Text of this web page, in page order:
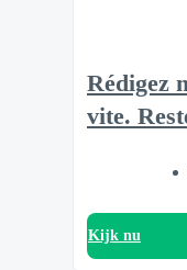
Rédigez
vite.
Kijk nu